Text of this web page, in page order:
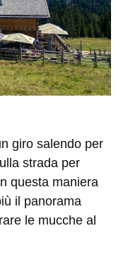
giro salendo per
strada per
questa maniera
il panorama
le mucche al